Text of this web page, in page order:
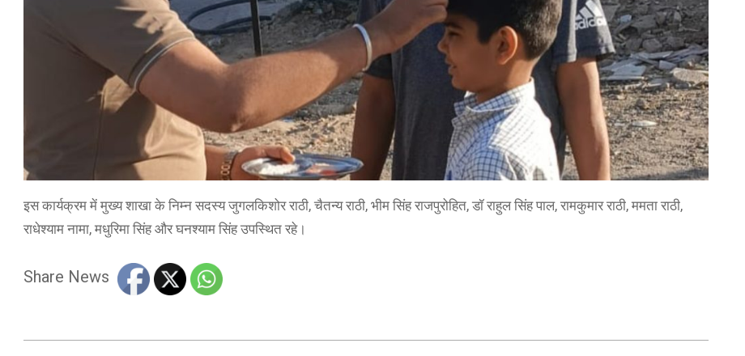
इस कार्यक्रम में मुख्य शाखा के निम्न सदस्य जुगलकिशोर राठी, चैतन्य राठी, भीम सिंह राजपुरोहित, डॉ राहुल सिंह पाल, रामकुमार राठी, ममता राठी,
राधेश्याम नामा, मधुरिमा सिंह और घनश्याम सिंह उपस्थित रहे।
Share News